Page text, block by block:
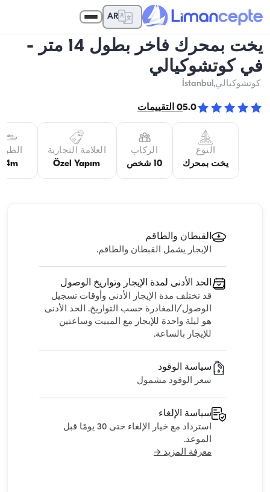
AR
يخت بمحرك فاخر بطول 14 متر -
في كوتشوكيالي
كوتشوكيالي,İstanbul
5.0
0 التقييمات
النوع
يخت بمحرك
الركاب
10 شخص
العلامة التجارية
Özel Yapım
14m
القبطان والطاقم
الإيجار يشمل القبطان والطاقم.
الحد الأدنى لمدة الإيجار وتواريخ الوصول
قد تختلف مدة الإيجار الأدنى وأوقات تسجيل
الوصول/المغادرة حسب التواريخ. الحد الأدنى
هو ليلة واحدة للإيجار مع المبيت وساعتين
للإيجار بالساعة.
سياسة الوقود
سعر الوقود مشمول
سياسة الإلغاء
استرداد مع خيار الإلغاء حتى 30 يومًا قبل
الموعد.
معرفة المزيد →